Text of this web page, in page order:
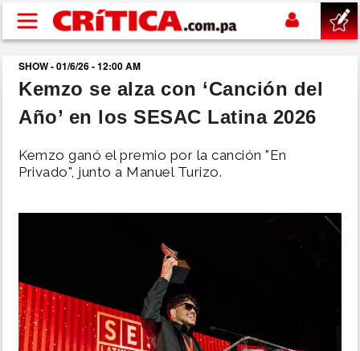
Pasar al contenido principal
buscar
SUCESOS
NACIONAL
DEPORTES
MUNDO
SHOW - 01/6/26 - 12:00 AM
Kemzo se alza con ‘Canción del
Año’ en los SESAC Latina 2026
Kemzo ganó el premio por la canción "En
Privado", junto a Manuel Turizo.